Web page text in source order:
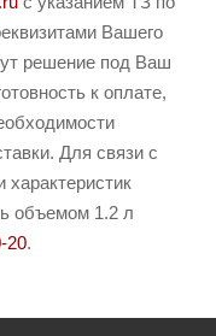
Вашего
решение под Ваш
к оплате,
Для связи с
характеристик
объемом 1.2 л
20.